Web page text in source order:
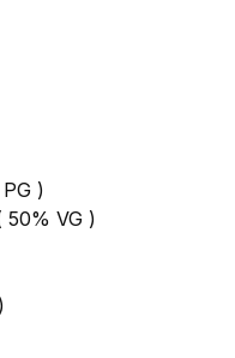
)
50% VG )